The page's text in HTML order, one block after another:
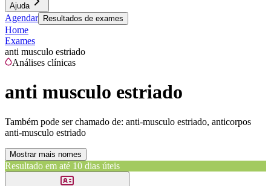
Ajuda
Agendar Resultados de exames
Home
Exames
anti musculo estriado
Análises clínicas
anti musculo estriado
Também pode ser chamado de: anti-musculo estriado, anticorpos
anti-musculo estriado
Mostrar mais nomes
Resultado em até 10 dias úteis